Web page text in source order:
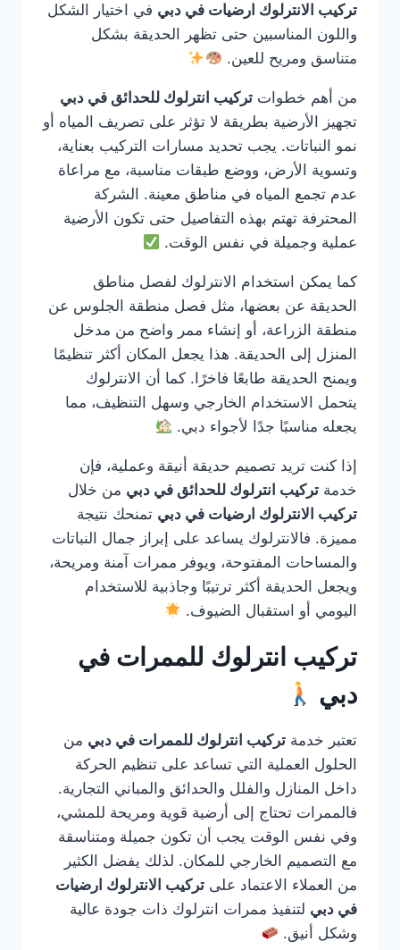
تركيب الانترلوك ارضيات في دبي في اختيار الشكل
واللون المناسبين حتى تظهر الحديقة بشكل
متناسق ومريح للعين.
من أهم خطوات تركيب انترلوك للحدائق في دبي
تجهيز الأرضية بطريقة لا تؤثر على تصريف المياه أو
نمو النباتات. يجب تحديد مسارات التركيب بعناية،
وتسوية الأرض، ووضع طبقات مناسبة، مع مراعاة
عدم تجمع المياه في مناطق معينة. الشركة
المحترفة تهتم بهذه التفاصيل حتى تكون الأرضية
عملية وجميلة في نفس الوقت.
كما يمكن استخدام الانترلوك لفصل مناطق
الحديقة عن بعضها، مثل فصل منطقة الجلوس عن
منطقة الزراعة، أو إنشاء ممر واضح من مدخل
المنزل إلى الحديقة. هذا يجعل المكان أكثر تنظيمًا
ويمنح الحديقة طابعًا فاخرًا. كما أن الانترلوك
يتحمل الاستخدام الخارجي وسهل التنظيف، مما
يجعله مناسبًا جدًا لأجواء دبي.
إذا كنت تريد تصميم حديقة أنيقة وعملية، فإن
خدمة تركيب انترلوك للحدائق في دبي من خلال
تركيب الانترلوك ارضيات في دبي تمنحك نتيجة
مميزة. فالانترلوك يساعد على إبراز جمال النباتات
والمساحات المفتوحة، ويوفر ممرات آمنة ومريحة،
ويجعل الحديقة أكثر ترتيبًا وجاذبية للاستخدام
اليومي أو استقبال الضيوف.
تركيب انترلوك للممرات في
دبي
تعتبر خدمة تركيب انترلوك للممرات في دبي من
الحلول العملية التي تساعد على تنظيم الحركة
داخل المنازل والفلل والحدائق والمباني التجارية.
فالممرات تحتاج إلى أرضية قوية ومريحة للمشي،
وفي نفس الوقت يجب أن تكون جميلة ومتناسقة
مع التصميم الخارجي للمكان. لذلك يفضل الكثير
من العملاء الاعتماد على تركيب الانترلوك ارضيات
في دبي لتنفيذ ممرات انترلوك ذات جودة عالية
وشكل أنيق.